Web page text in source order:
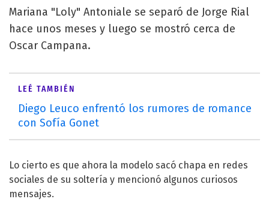
Mariana "Loly" Antoniale se separó de Jorge Rial
hace unos meses y luego se mostró cerca de
Oscar Campana.
LEÉ TAMBIÉN
Diego Leuco enfrentó los rumores de romance
con Sofía Gonet
Lo cierto es que ahora la modelo sacó chapa en redes
sociales de su soltería y mencionó algunos curiosos
mensajes.